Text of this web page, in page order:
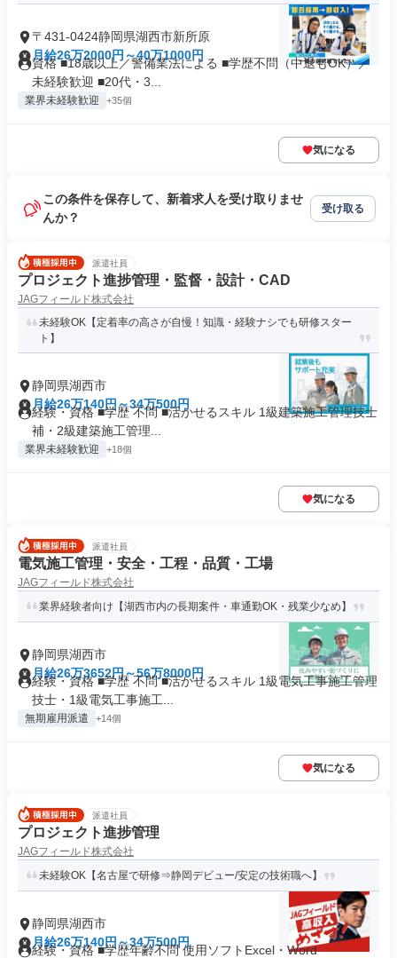
〒431-0424静岡県湖西市新所原
月給26万2000円～40万1000円
資格 ■18歳以上／警備業法による ■学歴不問（中退もOK）／
未経験歓迎 ■20代・3...
業界未経験歓迎 +35個
気になる
この条件を保存して、新着求人を受け取りませ
んか？
受け取る
派遣社員
プロジェクト進捗管理・監督・設計・CAD
JAGフィールド株式会社
未経験OK【定着率の高さが自慢！知識・経験ナシでも研修スター
ト】
静岡県湖西市
月給26万140円～34万500円
経験・資格 ■学歴 不問 ■活かせるスキル 1級建築施工管理技士
補・2級建築施工管理...
業界未経験歓迎 +18個
気になる
派遣社員
電気施工管理・安全・工程・品質・工場
JAGフィールド株式会社
業界経験者向け【湖西市内の長期案件・車通勤OK・残業少なめ】
静岡県湖西市
月給26万3652円～56万8000円
経験・資格 ■学歴 不問 ■活かせるスキル 1級電気工事施工管理
技士・1級電気工事施工...
無期雇用派遣 +14個
気になる
派遣社員
プロジェクト進捗管理
JAGフィールド株式会社
未経験OK【名古屋で研修⇒静岡デビュー/安定の技術職へ】
静岡県湖西市
月給26万140円～34万500円
経験・資格 ■学歴年齢不問 使用ソフトExcel・Word